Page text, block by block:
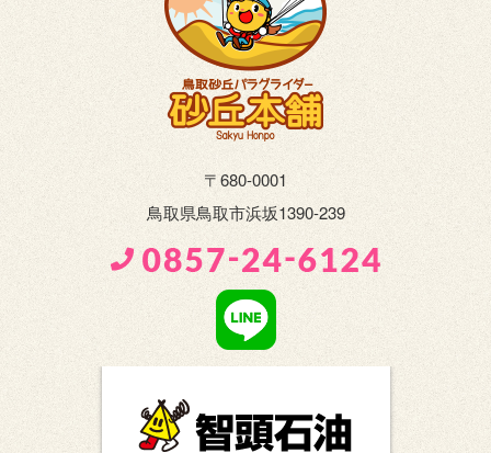
〒680-0001
鳥取県鳥取市浜坂1390-239